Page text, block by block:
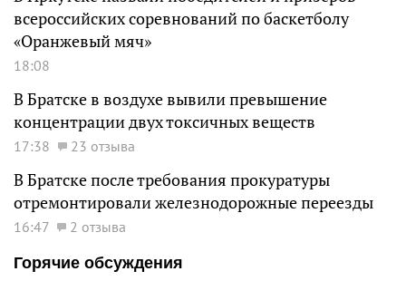
всероссийских соревнований по баскетболу
«Оранжевый мяч»
18:08
В Братске в воздухе вывили превышение
концентрации двух токсичных веществ
17:38 23 отзыва
В Братске после требования прокуратуры
отремонтировали железнодорожные переезды
16:47
2 отзыва
Горячие обсуждения